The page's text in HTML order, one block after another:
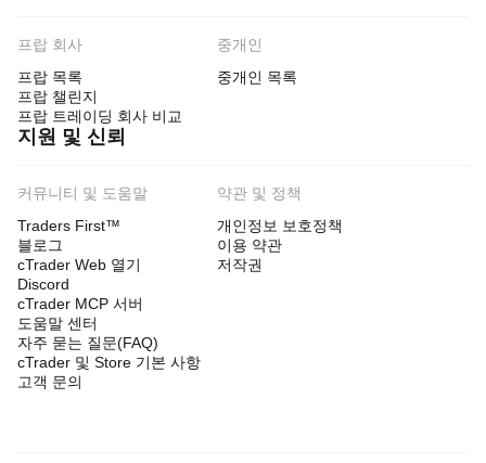
프랍 회사
프랍 목록
프랍 챌린지
프랍 트레이딩 회사 비교
중개인
중개인 목록
지원 및 신뢰
커뮤니티 및 도움말
Traders First™
블로그
cTrader Web 열기
Discord
cTrader MCP 서버
도움말 센터
자주 묻는 질문(FAQ)
cTrader 및 Store 기본 사항
고객 문의
약관 및 정책
개인정보 보호정책
이용 약관
저작권